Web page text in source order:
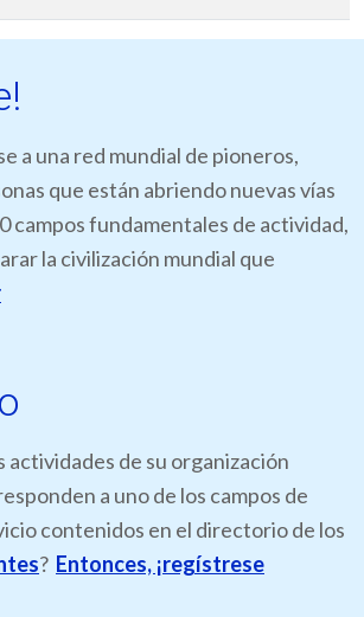
a una red mundial de pioneros,
que están abriendo nuevas vías
campos fundamentales de actividad,
la civilización mundial que
actividades de su organización
a uno de los campos de
contenidos en el directorio de los
? Entonces, ¡regístrese